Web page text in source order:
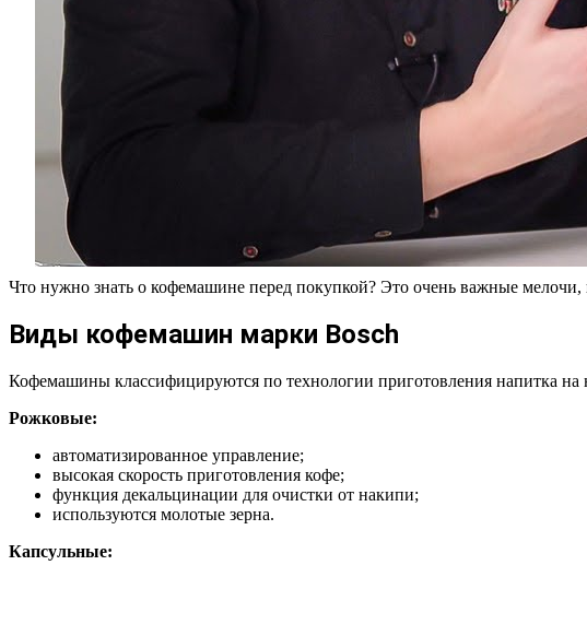
Что нужно знать о кофемашине перед покупкой? Это очень важные мелочи,
Виды кофемашин марки Bosch
Кофемашины классифицируются по технологии приготовления напитка на
Рожковые:
автоматизированное управление;
высокая скорость приготовления кофе;
функция декальцинации для очистки от накипи;
используются молотые зерна.
Капсульные: